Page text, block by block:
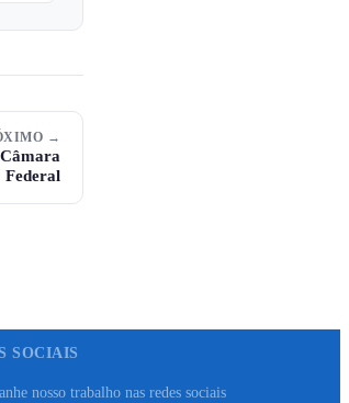
→
Federal
SOCIAIS
nosso trabalho nas redes sociais